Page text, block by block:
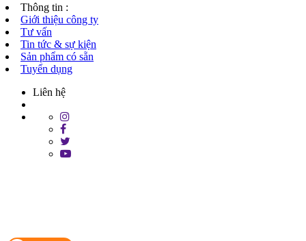
Thông tin :
Giới thiệu công ty
Tư vấn
Tin tức & sự kiện
Sản phẩm có sẵn
Tuyển dụng
Liên hệ